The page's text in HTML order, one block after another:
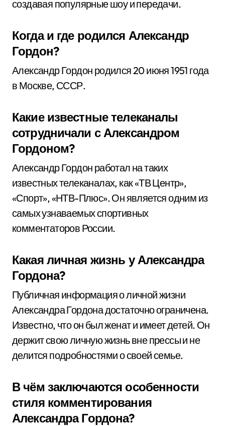
создавая популярные шоу и передачи.
Когда и где родился Александр
Гордон?
Александр Гордон родился 20 июня 1951 года
в Москве, СССР.
Какие известные телеканалы
сотрудничали с Александром
Гордоном?
Александр Гордон работал на таких
известных телеканалах, как «ТВ Центр»,
«Спорт», «НТВ-Плюс». Он является одним из
самых узнаваемых спортивных
комментаторов России.
Какая личная жизнь у Александра
Гордона?
Публичная информация о личной жизни
Александра Гордона достаточно ограничена.
Известно, что он был женат и имеет детей. Он
держит свою личную жизнь вне прессы и не
делится подробностями о своей семье.
В чём заключаются особенности
стиля комментирования
Александра Гордона?